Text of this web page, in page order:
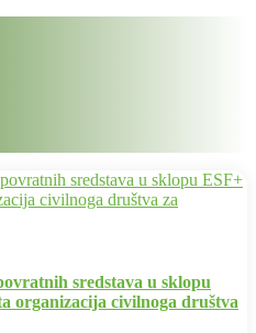
sredstava u sklopu
organizacija civilnoga društva